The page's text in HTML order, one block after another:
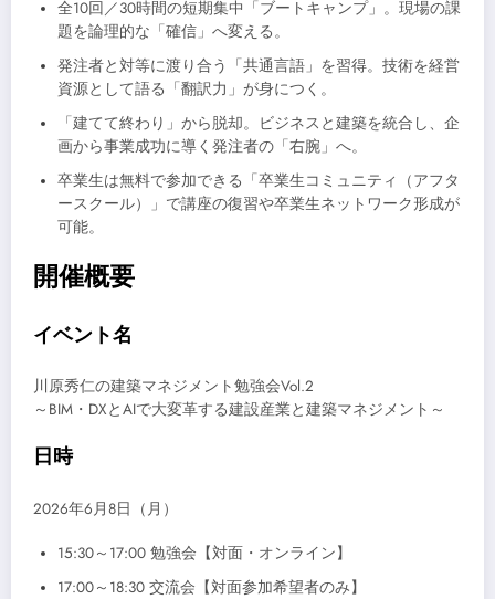
全10回／30時間の短期集中「ブートキャンプ」。現場の課
題を論理的な「確信」へ変える。
発注者と対等に渡り合う「共通言語」を習得。技術を経営
資源として語る「翻訳力」が身につく。
「建てて終わり」から脱却。ビジネスと建築を統合し、企
画から事業成功に導く発注者の「右腕」へ。
卒業生は無料で参加できる「卒業生コミュニティ（アフタ
ースクール）」で講座の復習や卒業生ネットワーク形成が
可能。
開催概要
イベント名
川原秀仁の建築マネジメント勉強会Vol.2
～BIM・DXとAIで大変革する建設産業と建築マネジメント～
日時
2026年6月8日（月）
15:30～17:00 勉強会【対面・オンライン】
17:00～18:30 交流会【対面参加希望者のみ】